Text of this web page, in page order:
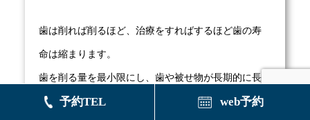
歯は削れば削るほど、治療をすればするほど歯の寿
命は縮まります。
歯を削る量を最小限にし、歯や被せ物が長期的に長
持ちするような形をデザインし、削っていきます。
予約TEL web予約